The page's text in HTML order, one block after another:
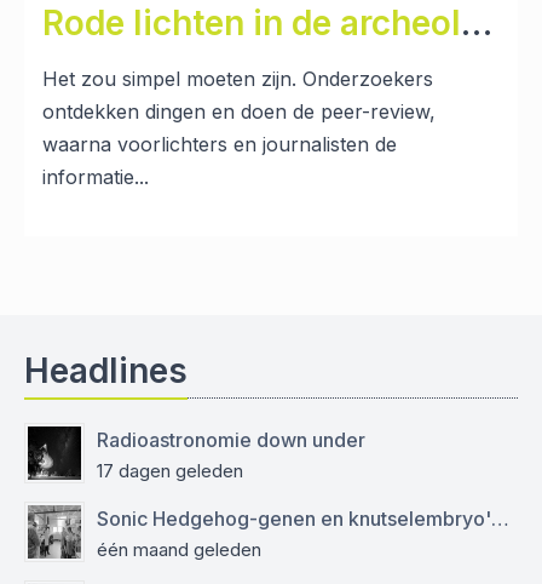
Rode lichten in de archeologie
Het zou simpel moeten zijn. Onderzoekers
ontdekken dingen en doen de peer-review,
waarna voorlichters en journalisten de
informatie...
Headlines
Radioastronomie down under
17 dagen geleden
Sonic Hedgehog-genen en knutselembryo's: verslag bezoek aan Sanquin
één maand geleden